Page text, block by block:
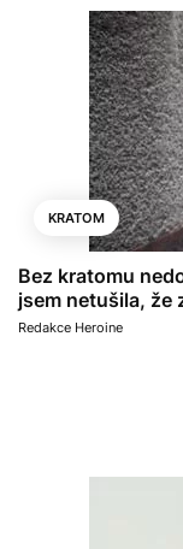
KRATOM
Bez kratomu
jsem netušila, že
Redakce Heroine